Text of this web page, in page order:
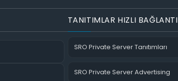
TANITIMLAR HIZLI BAĞLANTI
SRO Private Server Tanıtımları
SRO Private Server Advertising